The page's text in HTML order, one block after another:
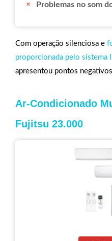
Problemas no som
Com operação silenciosa e
proporcionada pelo sistema
apresentou pontos
Ar-Condicionado
Fujitsu 23.000